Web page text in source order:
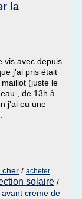
la
vis avec depuis
j'ai pris était
(juste le
, de 13h à
j'ai eu une
cher / acheter
solaire /
creme de